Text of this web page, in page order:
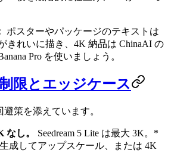
ポスターやパッケージのテキストは
きれいに描き、4K 納品は ChinaAI の
Pro を使いましょう。
限とエッジケース
策を添えています。
なし。
Seedream 5 Lite は最大 3K。*
成してアップスケール、または 4K